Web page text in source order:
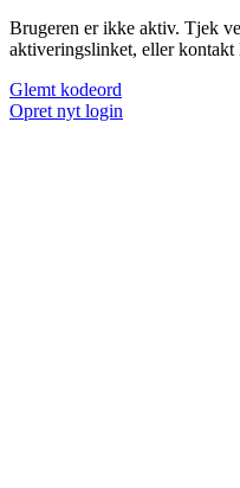
Brugeren er ikke aktiv. Tjek
aktiveringslinket, eller
Glemt kodeord
Opret nyt login